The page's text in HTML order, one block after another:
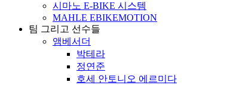
시마노 E-BIKE 시스템
MAHLE EBIKEMOTION
팀 그리고 선수들
앰베서더
박테라
정연준
호세 안토니오 에르미다